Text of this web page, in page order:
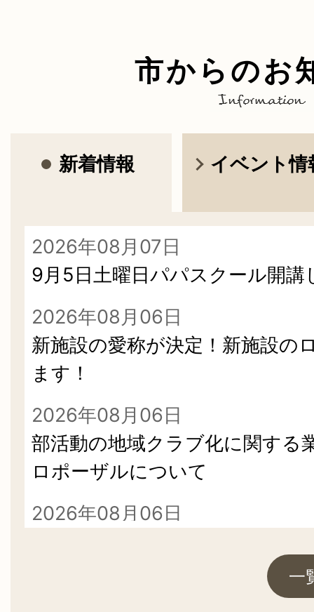
市からのお
Information
新着情報
2026年08月07日
9月5日土曜日パパスクール開講
2026年08月06日
新施設の愛称が決定！新施設の
ます！
2026年08月06日
部活動の地域クラブ化に関する
ロポーザルについて
2026年08月06日
一
イベント情